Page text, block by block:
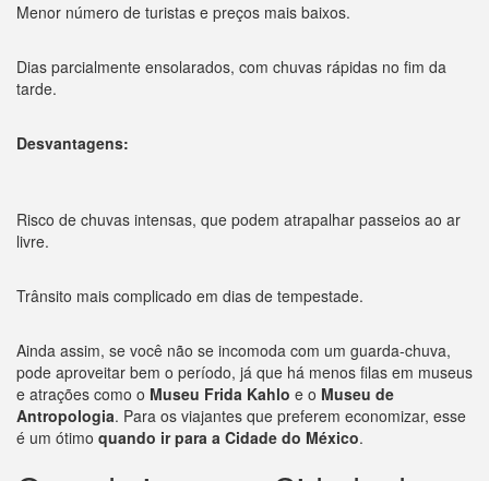
Menor número de turistas e preços mais baixos.
Dias parcialmente ensolarados, com chuvas rápidas no fim da
tarde.
Desvantagens:
Risco de chuvas intensas, que podem atrapalhar passeios ao ar
livre.
Trânsito mais complicado em dias de tempestade.
Ainda assim, se você não se incomoda com um guarda-chuva,
pode aproveitar bem o período, já que há menos filas em museus
e atrações como o Museu Frida Kahlo e o Museu de
Antropologia. Para os viajantes que preferem economizar, esse
é um ótimo quando ir para a Cidade do México.